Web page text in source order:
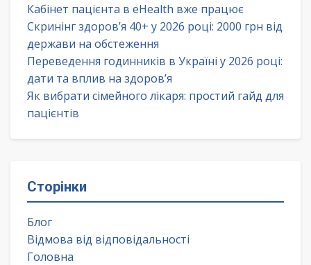
Кабінет пацієнта в eHealth вже працює
Скринінг здоров’я 40+ у 2026 році: 2000 грн від
держави на обстеження
Переведення годинників в Україні у 2026 році:
дати та вплив на здоров’я
Як вибрати сімейного лікаря: простий гайд для
пацієнтів
Сторінки
Блог
Відмова від відповідальності
Головна